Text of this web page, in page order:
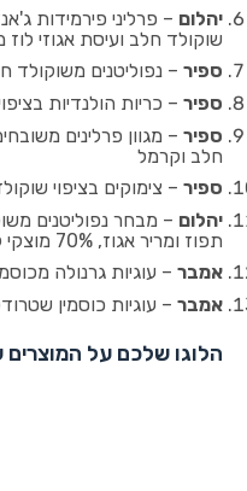
יהלום – פרליני פירמידות
שוקולד חלב ועיסת אגוזי לוז
ספיר – נפוליטנים משוקולד
ספיר – כריות הולנדיות
ספיר – מגוון פרלינים
חלב וקרמל
ספיר – צימוקים בציפוי
יהלום – מבחר נפוליטנים
תפוז ומריר אגוז, 70% מוצקי קקאו
אמבר – עוגיות גרנולה
אמבר – עוגיות כוסמין
הלוגו שלכם על המוצרים